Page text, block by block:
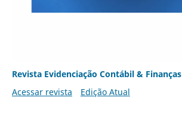
Revista Evidenciação Contábil & Finanças
Acessar revista
Edição Atual